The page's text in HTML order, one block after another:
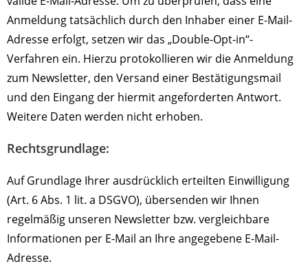
Anmeldung tatsächlich durch den Inhaber einer E-Mail-
Adresse erfolgt, setzen wir das „Double-Opt-in“-
Verfahren ein. Hierzu protokollieren wir die Anmeldung
zum Newsletter, den Versand einer Bestätigungsmail
und den Eingang der hiermit angeforderten Antwort.
Weitere Daten werden nicht erhoben.
Rechtsgrundlage:
Auf Grundlage Ihrer ausdrücklich erteilten Einwilligung
(Art. 6 Abs. 1 lit. a DSGVO), übersenden wir Ihnen
regelmäßig unseren Newsletter bzw. vergleichbare
Informationen per E-Mail an Ihre angegebene E-Mail-
Adresse.